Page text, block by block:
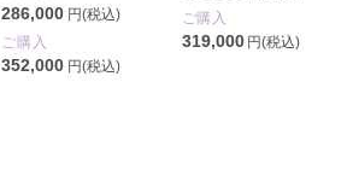
286,000 円(税込)
ご購入
352,000 円(税込)
ご購入
319,000 円(税込)